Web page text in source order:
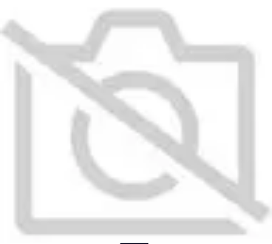
Méthodes de FormationConception de formation
mesureFormation et Méthodologies Optimisation du Training
Training Pro